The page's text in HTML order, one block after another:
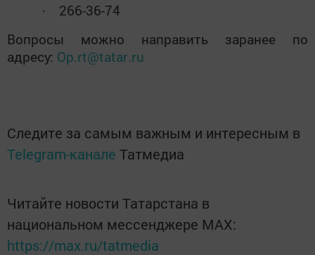
·
266-36-74
Вопросы можно направить заранее по
адресу: Op.rt@tatar.ru
Следите за самым важным и интересным в
Telegram-канале Татмедиа
Читайте новости Татарстана в
национальном мессенджере MАХ:
https://max.ru/tatmedia